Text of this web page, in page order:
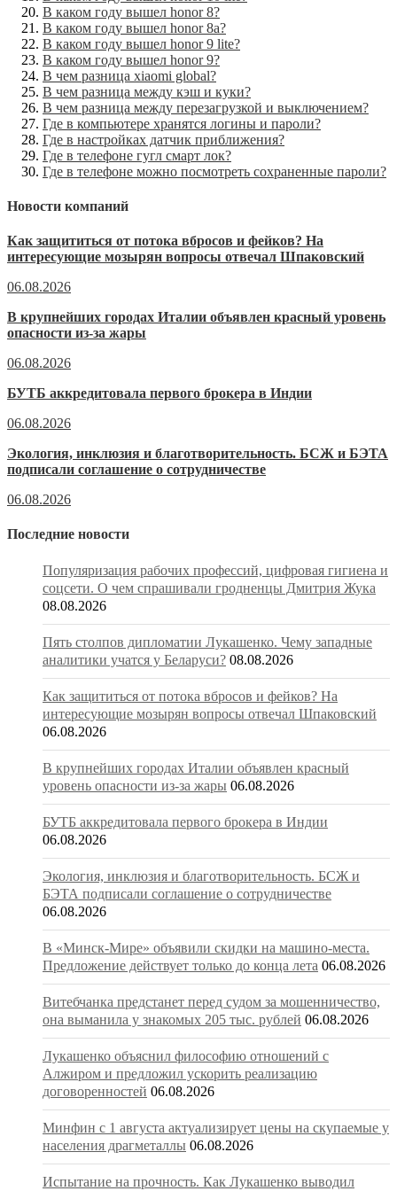
В каком году вышел honor 8?
В каком году вышел honor 8a?
В каком году вышел honor 9 lite?
В каком году вышел honor 9?
В чем разница xiaomi global?
В чем разница между кэш и куки?
В чем разница между перезагрузкой и выключением?
Где в компьютере хранятся логины и пароли?
Где в настройках датчик приближения?
Где в телефоне гугл смарт лок?
Где в телефоне можно посмотреть сохраненные пароли?
Новости компаний
Как защититься от потока вбросов и фейков? На
интересующие мозырян вопросы отвечал Шпаковский
06.08.2026
В крупнейших городах Италии объявлен красный уровень
опасности из-за жары
06.08.2026
БУТБ аккредитовала первого брокера в Индии
06.08.2026
Экология, инклюзия и благотворительность. БСЖ и БЭТА
подписали соглашение о сотрудничестве
06.08.2026
Последние новости
Популяризация рабочих профессий, цифровая гигиена и
соцсети. О чем спрашивали гродненцы Дмитрия Жука
08.08.2026
Пять столпов дипломатии Лукашенко. Чему западные
аналитики учатся у Беларуси? 08.08.2026
Как защититься от потока вбросов и фейков? На
интересующие мозырян вопросы отвечал Шпаковский
06.08.2026
В крупнейших городах Италии объявлен красный
уровень опасности из-за жары 06.08.2026
БУТБ аккредитовала первого брокера в Индии
06.08.2026
Экология, инклюзия и благотворительность. БСЖ и
БЭТА подписали соглашение о сотрудничестве
06.08.2026
В «Минск-Мире» объявили скидки на машино-места.
Предложение действует только до конца лета 06.08.2026
Витебчанка предстанет перед судом за мошенничество,
она выманила у знакомых 205 тыс. рублей 06.08.2026
Лукашенко объяснил философию отношений с
Алжиром и предложил ускорить реализацию
договоренностей 06.08.2026
Минфин с 1 августа актуализирует цены на скупаемые у
населения драгметаллы 06.08.2026
Испытание на прочность. Как Лукашенко выводил